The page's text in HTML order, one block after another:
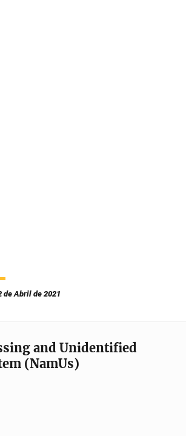
de Abril de 2021
and Unidentified
(NamUs)